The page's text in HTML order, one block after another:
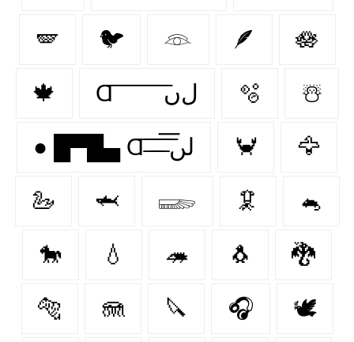
🪽 🐦 𓁻 🪶 🪷
🍁 Ɑ͞ ͞ ͞ ͞ ͞ ͞ ͞ ͞ لﮞ 🫧 ☃️
● █▀█▄ Ɑ͞ ̶͞ ̶͞ ̶͞ لں͞ 🦀 🦅
🦢 🦈 𓆃 🦑 🐁
🐎 💧 🦔 🐧 🐉
🐅 🪼 🔪 🎧 🕊️